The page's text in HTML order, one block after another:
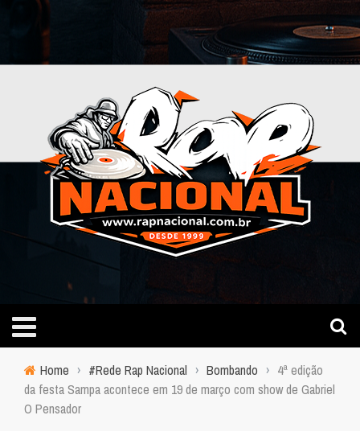
Home › #Rede Rap Nacional › Bombando › 4ª edição
da festa Sampa acontece em 19 de março com show de Gabriel
O Pensador